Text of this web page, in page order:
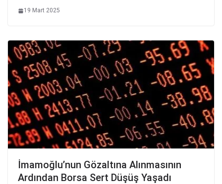
19 Mart 2025
İmamoğlu’nun Gözaltına Alınmasının
Ardından Borsa Sert Düşüş Yaşadı